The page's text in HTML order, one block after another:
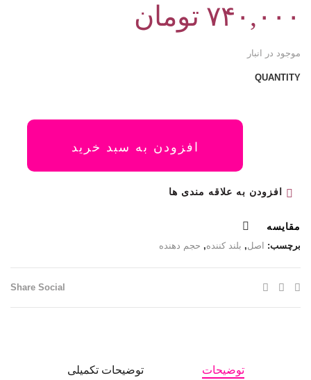
۷۴۰,۰۰۰ تومان
موجود در انبار
QUANTITY
افزودن به سبد خرید
افزودن به علاقه مندی ها
مقایسه
برچسب: اصل, بلند کننده, حجم دهنده
Share Social
توضیحات توضیحات تکمیلی